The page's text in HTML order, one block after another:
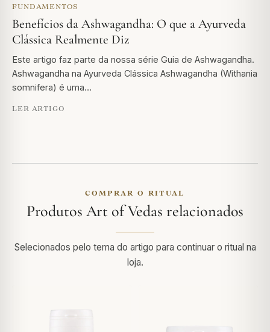
FUNDAMENTOS
Benefícios da Ashwagandha: O que a Ayurveda
Clássica Realmente Diz
Este artigo faz parte da nossa série Guia de Ashwagandha.
Ashwagandha na Ayurveda Clássica Ashwagandha (Withania
somnifera) é uma…
LER ARTIGO
COMPRAR O RITUAL
Produtos Art of Vedas relacionados
Selecionados pelo tema do artigo para continuar o ritual na
loja.